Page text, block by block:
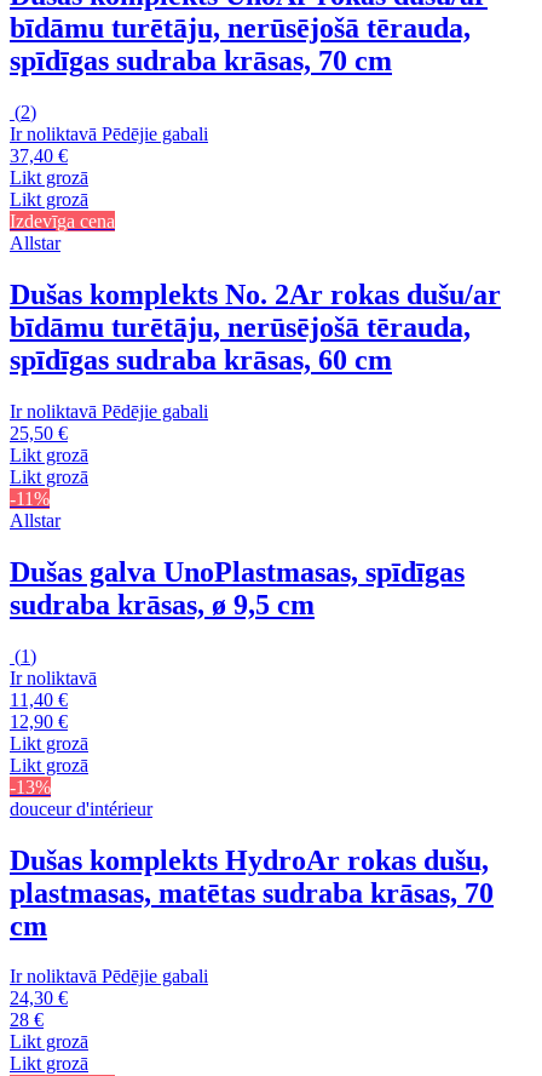
bīdāmu turētāju, nerūsējošā tērauda,
spīdīgas sudraba krāsas, 70 cm
(2)
Ir noliktavā Pēdējie gabali
37,40 €
Likt grozā
Likt grozā
Izdevīga cena
Allstar
Dušas komplekts No. 2Ar rokas dušu/ar
bīdāmu turētāju, nerūsējošā tērauda,
spīdīgas sudraba krāsas, 60 cm
Ir noliktavā Pēdējie gabali
25,50 €
Likt grozā
Likt grozā
-11%
Allstar
Dušas galva UnoPlastmasas, spīdīgas
sudraba krāsas, ø 9,5 cm
(1)
Ir noliktavā
11,40 €
12,90 €
Likt grozā
Likt grozā
-13%
douceur d'intérieur
Dušas komplekts HydroAr rokas dušu,
plastmasas, matētas sudraba krāsas, 70
cm
Ir noliktavā Pēdējie gabali
24,30 €
28 €
Likt grozā
Likt grozā